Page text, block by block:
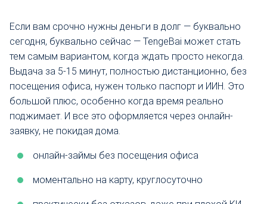
Если вам срочно нужны деньги в долг — буквально
сегодня, буквально сейчас — TengeBai может стать
тем самым вариантом, когда ждать просто некогда.
Выдача за 5-15 минут, полностью дистанционно, без
посещения офиса, нужен только паспорт и ИИН. Это
большой плюс, особенно когда время реально
поджимает. И все это оформляется через онлайн-
заявку, не покидая дома.
онлайн-займы без посещения офиса
моментально на карту, круглосуточно